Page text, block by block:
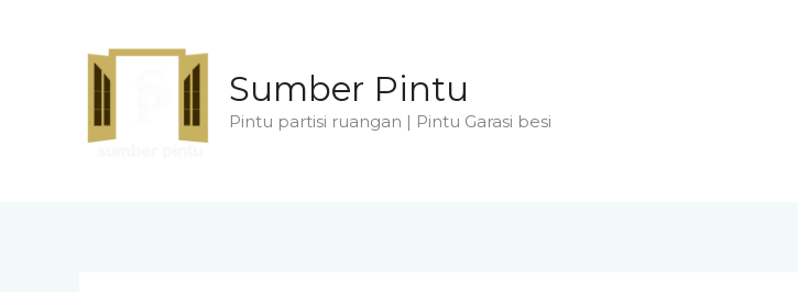
Sumber Pintu
Pintu partisi ruangan | Pintu Garasi besi